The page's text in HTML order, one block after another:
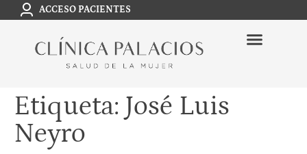
ACCESO PACIENTES
Etiqueta: José Luis
Neyro